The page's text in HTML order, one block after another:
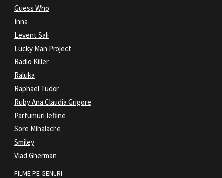
Guess Who
Inna
Levent Sali
Lucky Man Project
Radio Killer
Raluka
Raphael Tudor
Ruby Ana Claudia Grigore
Parfumuri Ieftine
Sore Mihalache
Smiley
Vlad Gherman
FILME PE GENURI